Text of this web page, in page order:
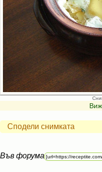
Сподели снимката
Във форума